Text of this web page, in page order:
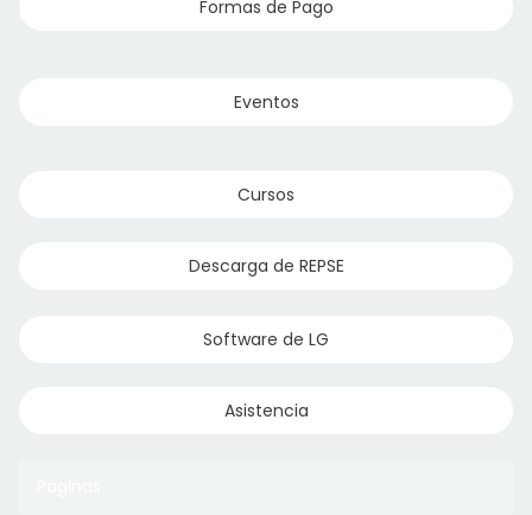
Formas de Pago
Eventos
Cursos
Descarga de REPSE
Software de LG
Asistencia